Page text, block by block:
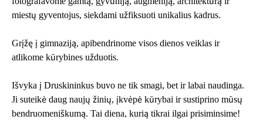
miestų gyventojus, siekdami užfiksuoti unikalius kadrus.
Grįžę į gimnaziją, apibendrinome visos dienos veiklas ir
atlikome kūrybines užduotis.
Išvyka į Druskininkus buvo ne tik smagi, bet ir labai naudinga.
Ji suteikė daug naujų žinių, įkvėpė kūrybai ir sustiprino mūsų
bendruomeniškumą. Tai diena, kurią tikrai ilgai prisiminsime!